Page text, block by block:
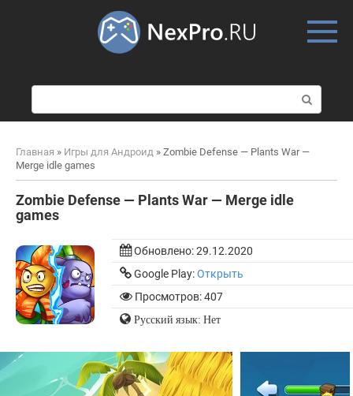
о
и
к
Главная » Игры для Андроид » Zombie Defense — Plants War —
Merge idle games
Zombie Defense — Plants War — Merge idle
games
Обновлено:29.12.2020
Google Play:Открыть
Просмотров: 407
Русский язык: Нет